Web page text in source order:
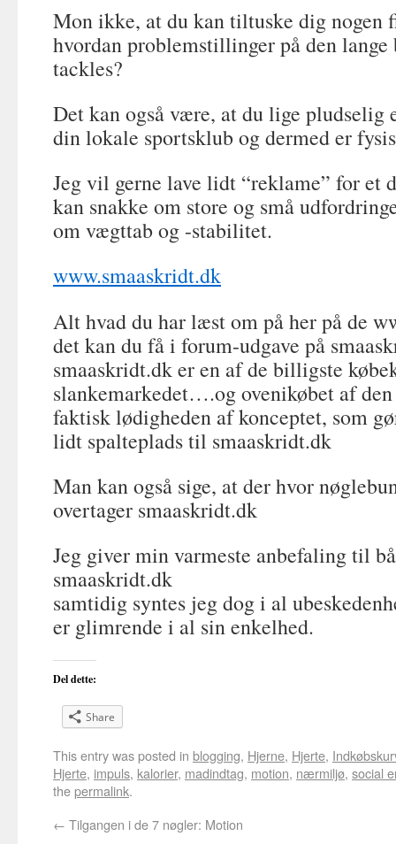
Mon ikke, at du kan tiltuske dig
hvordan problemstillinger på den lange
tackles?
Det kan også være, at du lige pludselig
din lokale sportsklub og dermed er
Jeg vil gerne lave lidt “reklame” for et
kan snakke om store og små
om vægttab og -stabilitet.
www.smaaskridt.dk
Alt hvad du har læst om på her på de
det kan du få i forum-udgave på
smaaskridt.dk er en af de billigste
slankemarkedet….og ovenikøbet af
faktisk lødigheden af konceptet, som
lidt spalteplads til smaaskridt.dk
Man kan også sige, at der hvor
overtager smaaskridt.dk
Jeg giver min varmeste anbefaling til
smaaskridt.dk
samtidig syntes jeg dog i al
er glimrende i al sin enkelhed.
Del dette:
Share
This entry was posted in blogging, Hjerne, Hjerte,
Hjerte, impuls, kalorier, madindtag, motion, nærmiljø, social
thepermalink.
← Tilgangen i de 7 nøgler: Motion